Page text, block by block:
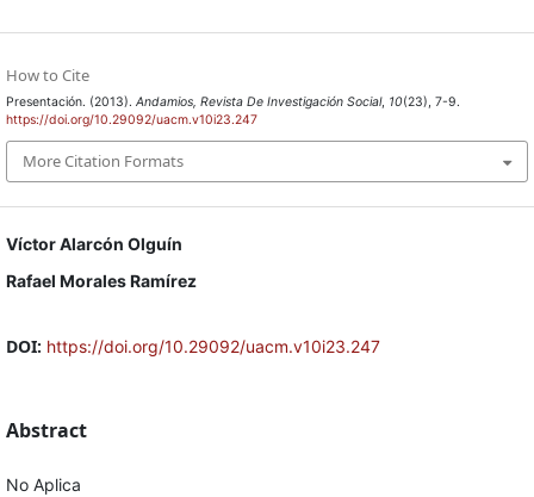
Víctor Alarcón Olguín
Rafael Morales Ramírez
DOI: https://doi.org/10.29092/uacm.v10i23.247
Abstract
No Aplica
How to Cite
Presentación. (2013). Andamios, Revista De Investigación Social, 10(23), 7-9.
https://doi.org/10.29092/uacm.v10i23.247
More Citation Formats